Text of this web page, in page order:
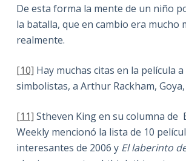
De esta forma la mente de un niño
la batalla, que en cambio era mucho
realmente.
[10] Hay muchas citas en la película
simbolistas, a Arthur Rackham,
[11] Stheven King en su columna de
Weekly mencionó la lista de 10
interesantes de 2006 y El laberinto